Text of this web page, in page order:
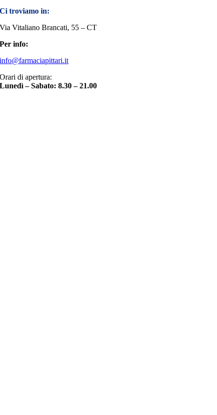
Ci troviamo in:
Via Vitaliano Brancati, 55 – CT
Per info:
info@farmaciapittari.it
Orari di apertura:
Lunedì – Sabato: 8.30 – 21.00